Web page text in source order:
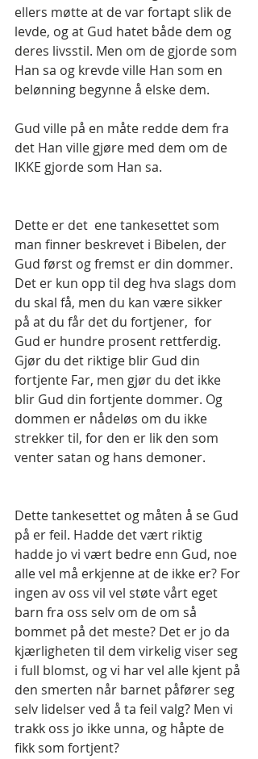
ellers møtte at de var fortapt slik de
levde, og at Gud hatet både dem og
deres livsstil. Men om de gjorde som
Han sa og krevde ville Han som en
belønning begynne å elske dem.
Gud ville på en måte redde dem fra
det Han ville gjøre med dem om de
IKKE gjorde som Han sa.
Dette er det  ene tankesettet som
man finner beskrevet i Bibelen, der
Gud først og fremst er din dommer.
Det er kun opp til deg hva slags dom
du skal få, men du kan være sikker
på at du får det du fortjener,  for
Gud er hundre prosent rettferdig.
Gjør du det riktige blir Gud din
fortjente Far, men gjør du det ikke
blir Gud din fortjente dommer. Og
dommen er nådeløs om du ikke
strekker til, for den er lik den som
venter satan og hans demoner.
Dette tankesettet og måten å se Gud
på er feil. Hadde det vært riktig
hadde jo vi vært bedre enn Gud, noe
alle vel må erkjenne at de ikke er? For
ingen av oss vil vel støte vårt eget
barn fra oss selv om de om så
bommet på det meste? Det er jo da
kjærligheten til dem virkelig viser seg
i full blomst, og vi har vel alle kjent på
den smerten når barnet påfører seg
selv lidelser ved å ta feil valg? Men vi
trakk oss jo ikke unna, og håpte de
fikk som fortjent?